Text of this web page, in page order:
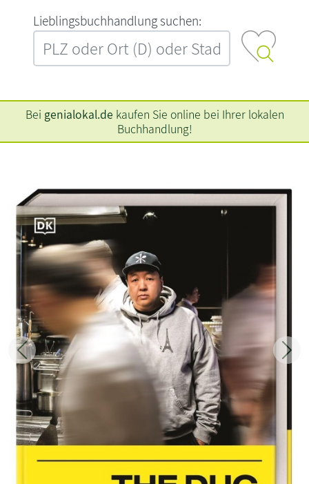
L‍i‍e‍b‍l‍i‍n‍g‍s‍b‍u‍c‍h‍h‍a‍n‍d‍l‍u‍n‍g‍ ‍s‍u‍c‍h‍e‍n‍:‍
Bei genialokal.de kaufen Sie online bei Ihrer lokalen
Buchhandlung!
Zurück